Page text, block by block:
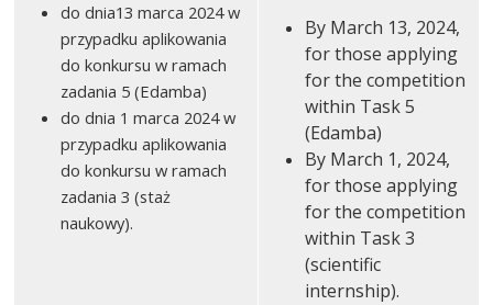
do dnia13 marca 2024 w
przypadku aplikowania
do konkursu w ramach
zadania 5 (Edamba)
do dnia 1 marca 2024 w
przypadku aplikowania
do konkursu w ramach
zadania 3 (staż
naukowy).
By March 13, 2024,
for those applying
for the competition
within Task 5
(Edamba)
By March 1, 2024,
for those applying
for the competition
within Task 3
(scientific
internship).